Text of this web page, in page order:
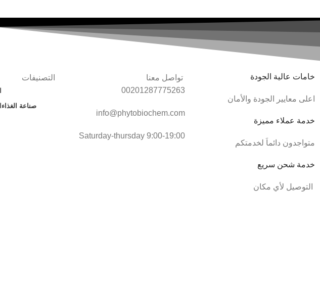
التصنيفات
صناعة الغذاء
00201287775263
info@phytobiochem.com
Saturday-thursday 9:00-19:00
خامات عالية الجودة
اعلى معايير الجودة والأمان
خدمة عملاء مميزة
متواجدون دائماَ لخدمتكم
خدمة شحن سريع